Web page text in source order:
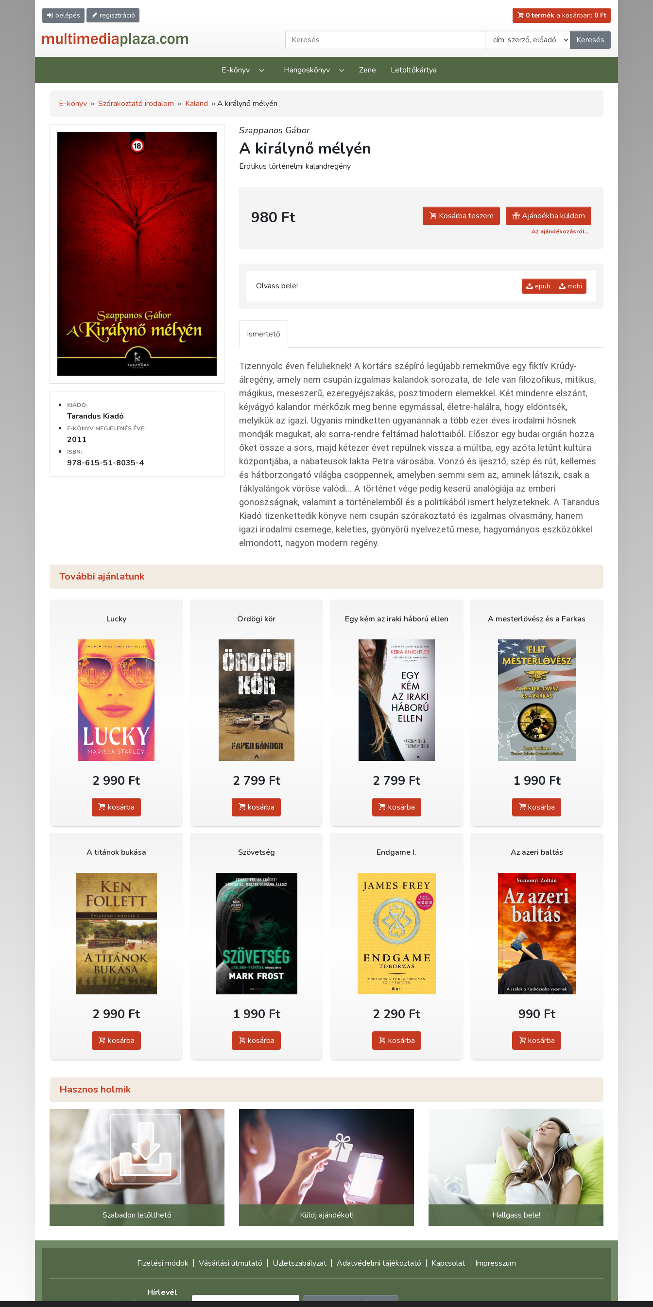
belépés regisztráció 0 termék a kosárban: 0 Ft
Keresés
E-könyv Hangoskönyv Zene Letöltőkártya
E-könyv » Szórakoztató irodalom » Kaland » A királynő mélyén
KIADÓ:
Tarandus Kiadó
E-KÖNYV MEGJELENÉS ÉVE:
2011
ISBN:
978-615-51-8035-4
Szappanos Gábor
A királynő mélyén
Erotikus történelmi kalandregény
980 Ft Kosárba teszem Ajándékba küldöm
Az ajándékozásról...
Olvass bele! epub mobi
Ismertető
Tizennyolc éven felülieknek! A kortárs szépíró legújabb remekműve egy fiktív Krúdy-
álregény, amely nem csupán izgalmas kalandok sorozata, de tele van filozofikus, mitikus,
mágikus, meseszerű, ezeregyéjszakás, posztmodern elemekkel. Két mindenre elszánt,
kéjvágyó kalandor mérkőzik meg benne egymással, életre-halálra, hogy eldöntsék,
melyikük az igazi. Ugyanis mindketten ugyanannak a több ezer éves irodalmi hősnek
mondják magukat, aki sorra-rendre feltámad halottaiból. Először egy budai orgián hozza
őket össze a sors, majd kétezer évet repülnek vissza a múltba, egy azóta letűnt kultúra
központjába, a nabateusok lakta Petra városába. Vonzó és ijesztő, szép és rút, kellemes
és hátborzongató világba csöppennek, amelyben semmi sem az, aminek látszik, csak a
fáklyalángok vöröse valódi… A történet vége pedig keserű analógiája az emberi
gonoszságnak, valamint a történelemből és a politikából ismert helyzeteknek. A Tarandus
Kiadó tizenkettedik könyve nem csupán szórakoztató és izgalmas olvasmány, hanem
igazi irodalmi csemege, keleties, gyönyörű nyelvezetű mese, hagyományos eszközökkel
elmondott, nagyon modern regény.
További ajánlatunk
Lucky
2 990 Ft
kosárba
Ördögi kör
2 799 Ft
kosárba
Egy kém az iraki háború ellen
2 799 Ft
kosárba
A mesterlövész és a Farkas
1 990 Ft
kosárba
A titánok bukása
2 990 Ft
kosárba
Szövetség
1 990 Ft
kosárba
Endgame I.
2 290 Ft
kosárba
Az azeri baltás
990 Ft
kosárba
Hasznos holmik
Szabadon letölthető Küldj ajándékot! Hallgass bele!
Fizetési módok Vásárlási útmutató Üzletszabályzat Adatvédelmi tájékoztató Kapcsolat Impresszum
Hírlevél
Feliratkozás előtt olvassa el
Feliratkozom a hírlevélre ©2021 multimediaplaza.com